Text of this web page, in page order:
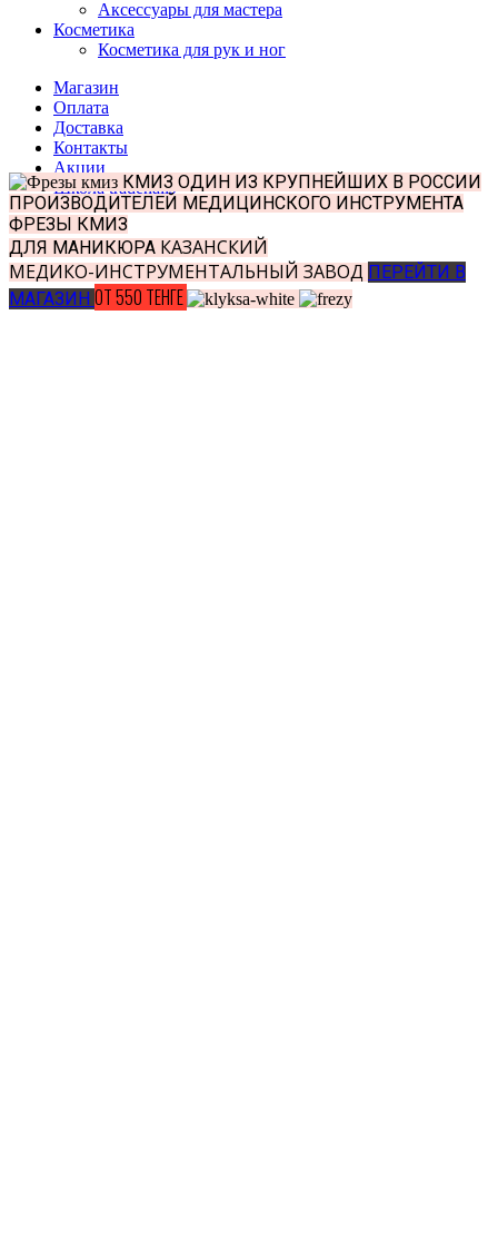
Аксессуары для мастера
Косметика
Косметика для рук и ног
Магазин
Оплата
Доставка
Контакты
Акции
Школа tradenails
КМИЗ ОДИН ИЗ КРУПНЕЙШИХ В РОССИИ
ПРОИЗВОДИТЕЛЕЙ МЕДИЦИНСКОГО ИНСТРУМЕНТА
ФРЕЗЫ КМИЗ
ДЛЯ МАНИКЮРА КАЗАНСКИЙ
МЕДИКО-ИНСТРУМЕНТАЛЬНЫЙ ЗАВОД ПЕРЕЙТИ В
МАГАЗИН ОТ 550 ТЕНГЕ